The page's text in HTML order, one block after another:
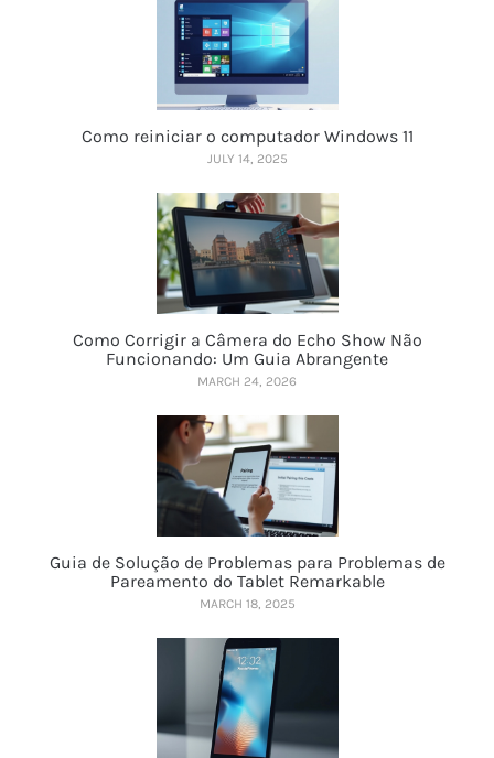
Como reiniciar o computador Windows 11
JULY 14, 2025
Como Corrigir a Câmera do Echo Show Não
Funcionando: Um Guia Abrangente
MARCH 24, 2026
Guia de Solução de Problemas para Problemas de
Pareamento do Tablet Remarkable
MARCH 18, 2025